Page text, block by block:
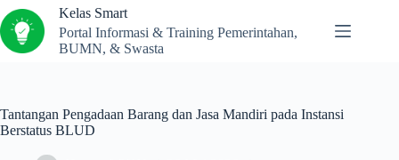
Kelas Smart
Portal Informasi & Training Pemerintahan,
BUMN, & Swasta
Tantangan Pengadaan Barang dan Jasa Mandiri pada Instansi
Berstatus BLUD